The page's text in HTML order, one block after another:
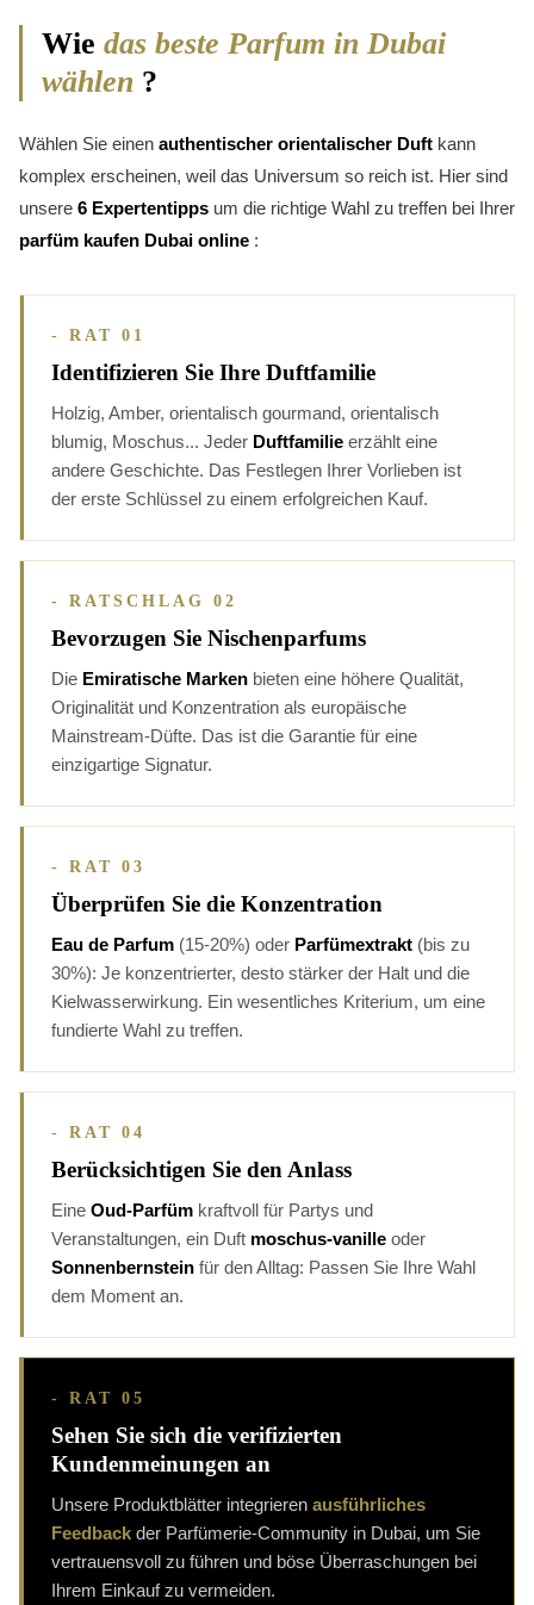
2 noten
Wie das beste Parfum in Dubai
wählen ?
Wählen Sie einen authentischer orientalischer Duft kann
komplex erscheinen, weil das Universum so reich ist. Hier sind
unsere 6 Expertentipps um die richtige Wahl zu treffen bei Ihrer
parfüm kaufen Dubai online :
- RAT 01
Identifizieren Sie Ihre Duftfamilie
Holzig, Amber, orientalisch gourmand, orientalisch
blumig, Moschus... Jeder Duftfamilie erzählt eine
andere Geschichte. Das Festlegen Ihrer Vorlieben ist
der erste Schlüssel zu einem erfolgreichen Kauf.
- RATSCHLAG 02
Bevorzugen Sie Nischenparfums
Die Emiratische Marken bieten eine höhere Qualität,
Originalität und Konzentration als europäische
Mainstream-Düfte. Das ist die Garantie für eine
einzigartige Signatur.
- RAT 03
Überprüfen Sie die Konzentration
Eau de Parfum (15-20%) oder Parfümextrakt (bis zu
30%): Je konzentrierter, desto stärker der Halt und die
Kielwasserwirkung. Ein wesentliches Kriterium, um eine
fundierte Wahl zu treffen.
- RAT 04
Berücksichtigen Sie den Anlass
Eine Oud-Parfüm kraftvoll für Partys und
Veranstaltungen, ein Duft moschus-vanille oder
Sonnenbernstein für den Alltag: Passen Sie Ihre Wahl
dem Moment an.
- RAT 05
Sehen Sie sich die verifizierten
Kundenmeinungen an
Unsere Produktblätter integrieren ausführliches
Feedback der Parfümerie-Community in Dubai, um Sie
vertrauensvoll zu führen und böse Überraschungen bei
Ihrem Einkauf zu vermeiden.